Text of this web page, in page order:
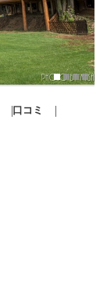
ャンプ
ャンプ
口コミ